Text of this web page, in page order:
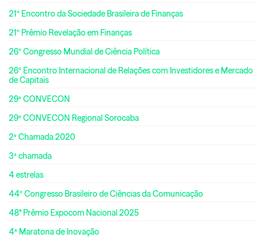
21º Encontro da Sociedade Brasileira de Finanças
21º Prêmio Revelação em Finanças
26º Congresso Mundial de Ciência Política
26º Encontro Internacional de Relações com Investidores e Mercado
de Capitais
29ª CONVECON
29ª CONVECON Regional Sorocaba
2ª Chamada 2020
3ª chamada
4 estrelas
44º Congresso Brasileiro de Ciências da Comunicação
48° Prêmio Expocom Nacional 2025
4ª Maratona de Inovação